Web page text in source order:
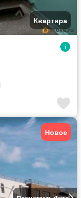
Квартира
Новое